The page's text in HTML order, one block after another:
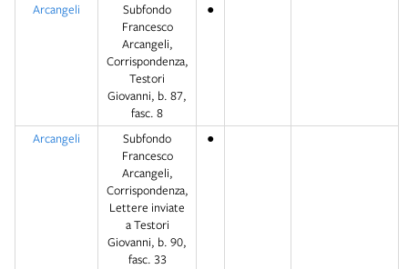
Arcangeli
Subfondo
Francesco
Arcangeli,
Corrispondenza,
Testori
Giovanni, b. 87,
fasc. 8
●
Arcangeli
Subfondo
Francesco
Arcangeli,
Corrispondenza,
Lettere inviate
a Testori
Giovanni, b. 90,
fasc. 33
●